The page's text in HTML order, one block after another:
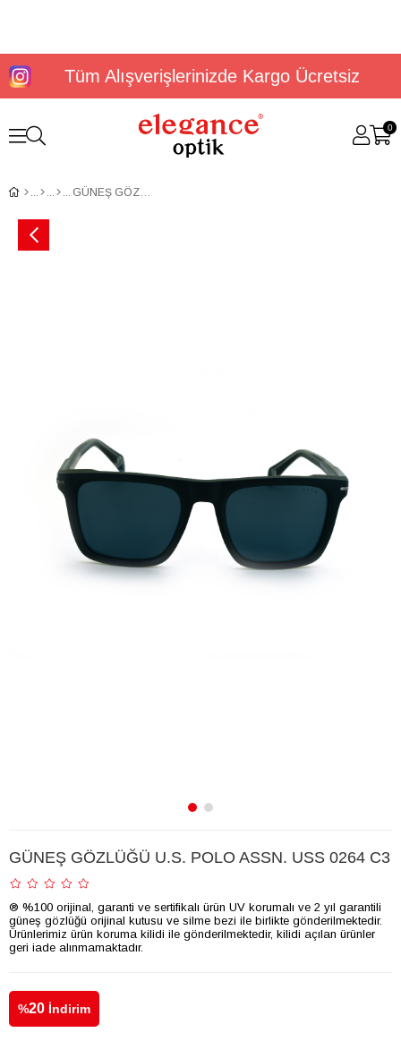
Tüm Alışverişlerinizde Kargo Ücretsiz
0
GÜNEŞ GÖZLÜĞÜ U.S. POLO ASSN. USS 0264 C3
GÜNEŞ GÖZLÜĞÜ U.S. POLO ASSN. USS 0264 C3
® %100 orijinal, garanti ve sertifikalı ürün UV korumalı ve 2 yıl garantili
güneş gözlüğü orijinal kutusu ve silme bezi ile birlikte gönderilmektedir.
Ürünlerimiz ürün koruma kilidi ile gönderilmektedir, kilidi açılan ürünler
geri iade alınmamaktadır.
%20 İndirim